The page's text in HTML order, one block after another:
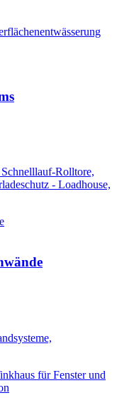
Rolltore,
- Loadhouse,